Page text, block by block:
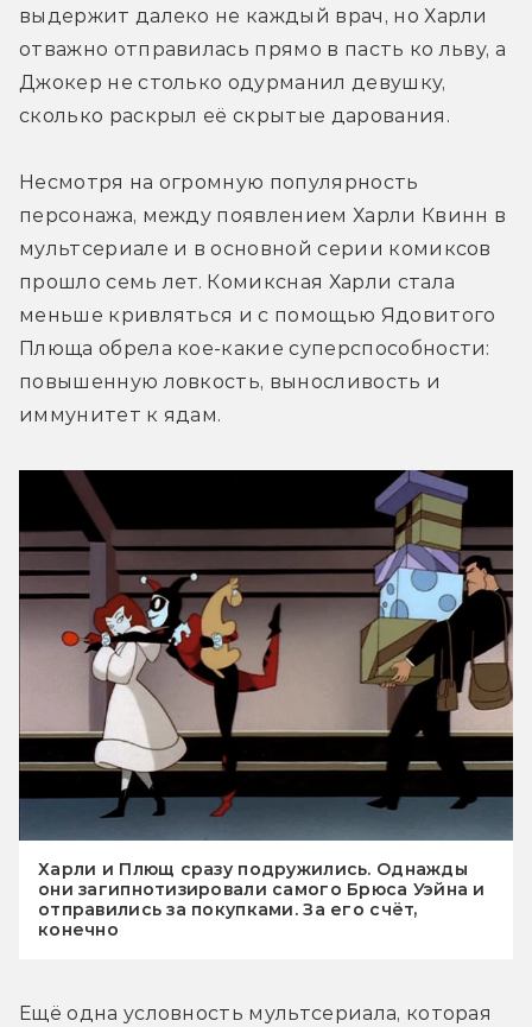
выдержит далеко не каждый врач, но Харли
отважно отправилась прямо в пасть ко льву, а
Джокер не столько одурманил девушку,
сколько раскрыл её скрытые дарования.
Несмотря на огромную популярность
персонажа, между появлением Харли Квинн в
мультсериале и в основной серии комиксов
прошло семь лет. Комиксная Харли стала
меньше кривляться и с помощью Ядовитого
Плюща обрела кое-какие суперспособности:
повышенную ловкость, выносливость и
иммунитет к ядам.
Харли и Плющ сразу подружились. Однажды
они загипнотизировали самого Брюса Уэйна и
отправились за покупками. За его счёт,
конечно
Ещё одна условность мультсериала, которая